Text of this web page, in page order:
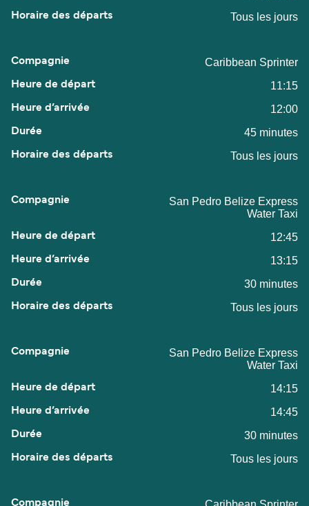
Tous les jours
Caribbean Sprinter
11:15
12:00
45 minutes
Tous les jours
San Pedro Belize Express
Water Taxi
12:45
13:15
30 minutes
Tous les jours
San Pedro Belize Express
Water Taxi
14:15
14:45
30 minutes
Tous les jours